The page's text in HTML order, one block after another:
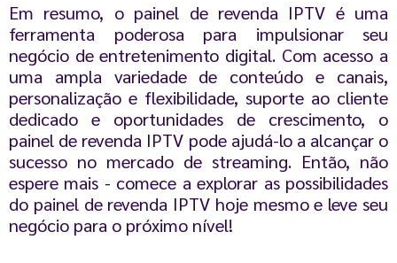
Em resumo, o painel de revenda IPTV é uma
ferramenta poderosa para impulsionar seu
negócio de entretenimento digital. Com acesso a
uma ampla variedade de conteúdo e canais,
personalização e flexibilidade, suporte ao cliente
dedicado e oportunidades de crescimento, o
painel de revenda IPTV pode ajudá-lo a alcançar o
sucesso no mercado de streaming. Então, não
espere mais - comece a explorar as possibilidades
do painel de revenda IPTV hoje mesmo e leve seu
negócio para o próximo nível!